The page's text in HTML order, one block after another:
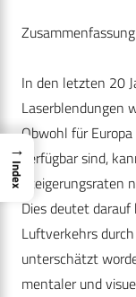
Zusammenfassung
In den letzten 20
Laserblendungen
Obwohl für
verfügbar sind,
Dies deutet darauf
Luftverkehrs
unterschätzt
mentaler und
→
Index